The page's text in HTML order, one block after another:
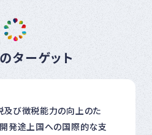
ターゲット
及び徴税能力の向上のた
開発途上国への国際的な支